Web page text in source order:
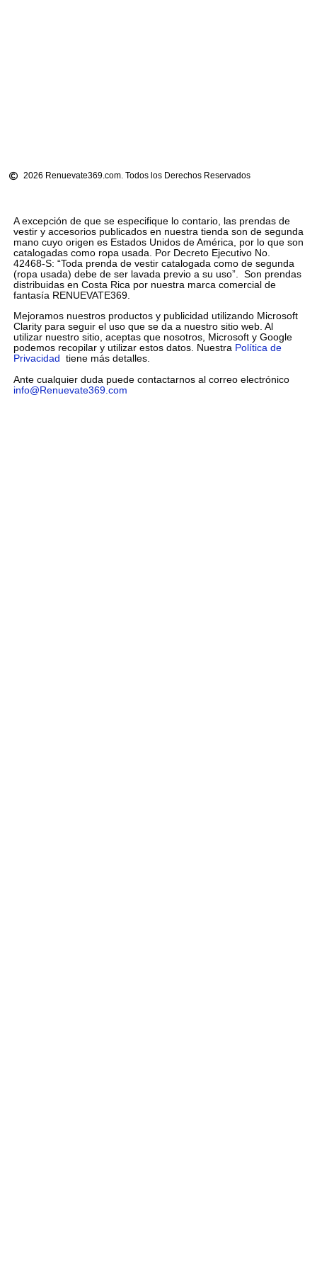
2026 Renuevate369.com. Todos los Derechos Reservados
A excepción de que se especifique lo contario, las prendas de
vestir y accesorios publicados en nuestra tienda son de segunda
mano cuyo origen es Estados Unidos de América, por lo que son
catalogadas como ropa usada. Por Decreto Ejecutivo No.
42468-S: “Toda prenda de vestir catalogada como de segunda
(ropa usada) debe de ser lavada previo a su uso”. Son prendas
distribuidas en Costa Rica por nuestra marca comercial de
fantasía RENUEVATE369.
Mejoramos nuestros productos y publicidad utilizando Microsoft
Clarity para seguir el uso que se da a nuestro sitio web. Al
utilizar nuestro sitio, aceptas que nosotros, Microsoft y Google
podemos recopilar y utilizar estos datos. Nuestra Política de
Privacidad tiene más detalles.
Ante cualquier duda puede contactarnos al correo electrónico
info@Renuevate369.com